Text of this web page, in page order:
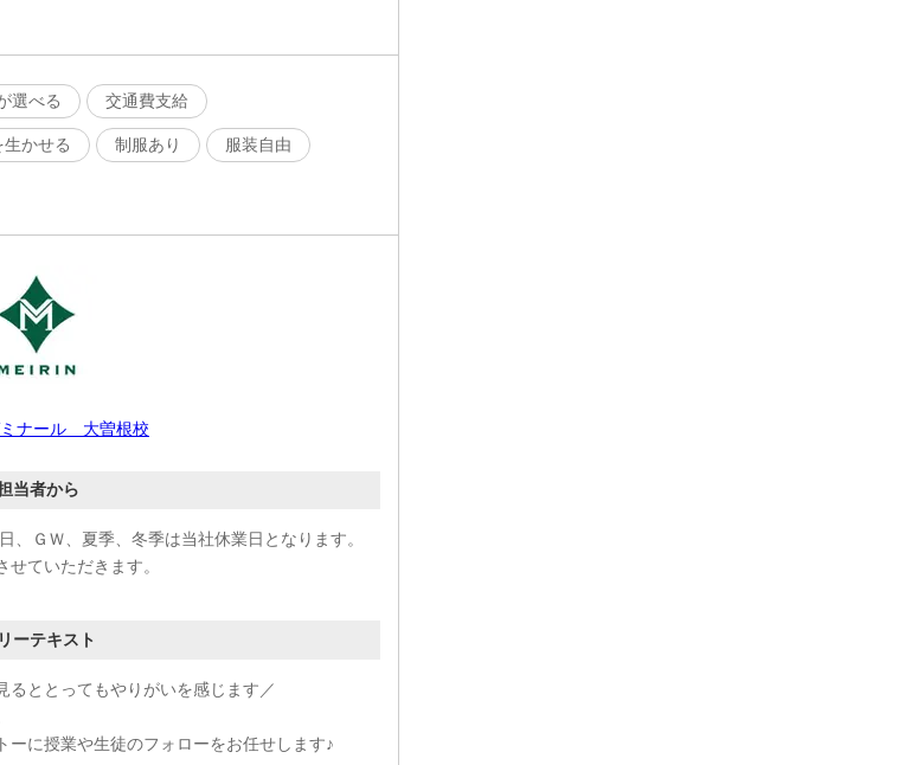
選べる 交通費支給
かせる 制服あり 服装自由
ナール 大曽根校
当者から
、ＧＷ、夏季、冬季は当社休業日となります。
ていただきます。
ーテキスト
るととってもやりがいを感じます／
ーに授業や生徒のフォローをお任せします♪